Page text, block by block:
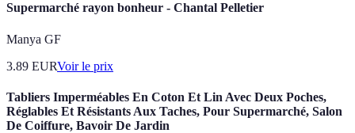
Supermarché rayon bonheur - Chantal Pelletier
Manya GF
3.89 EURVoir le prix
Tabliers Imperméables En Coton Et Lin Avec Deux Poches,
Réglables Et Résistants Aux Taches, Pour Supermarché, Salon
De Coiffure, Bavoir De Jardin